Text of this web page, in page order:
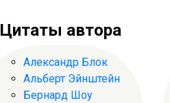
Цитаты автора
Александр Блок
Альберт Эйнштейн
Бернард Шоу